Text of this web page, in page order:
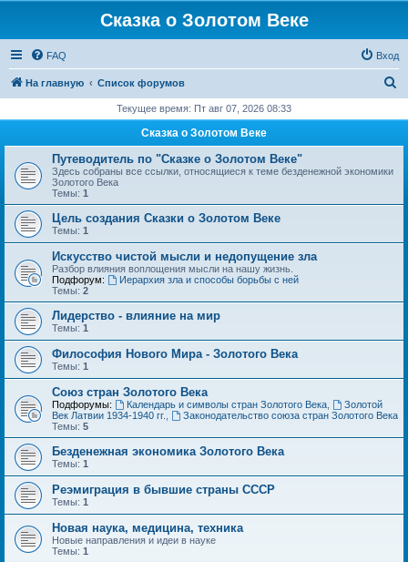
Сказка о Золотом Веке
FAQ Вход
На главную Список форумов
с
Текущее время: Пт авг 07, 2026 08:33
Сказка о Золотом Веке
Путеводитель по "Сказке о Золотом Веке"
Здесь собраны все ссылки, относящиеся к теме безденежной экономики
Золотого Века
Темы: 1
Цель создания Сказки о Золотом Веке
Темы: 1
Искусство чистой мысли и недопущение зла
Разбор влияния воплощения мысли на нашу жизнь.
Подфорум:
Иерархия зла и способы борьбы с ней
Темы: 2
Лидерство - влияние на мир
Темы: 1
Философия Нового Мира - Золотого Века
Темы: 1
Cоюз стран Золотого Века
Подфорумы: Календарь и символы стран Золотого Века,
Золотой
Век Латвии 1934-1940 гг.
Законодательство союза стран Золотого Века
Темы: 5
Безденежная экономика Золотого Века
Темы: 1
Реэмиграция в бывшие страны СССР
Темы: 1
Новая наука, медицина, техника
Новые направления и идеи в науке
Темы: 1